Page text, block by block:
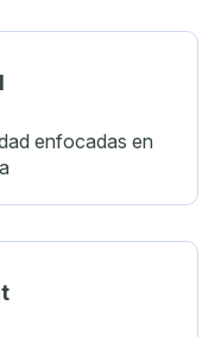
enfocadas en